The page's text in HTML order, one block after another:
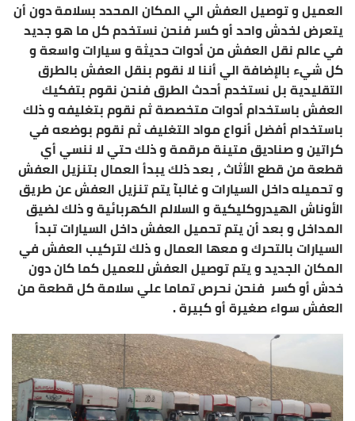
العميل و توصيل العفش الي المكان المحدد بسلامة دون أن
يتعرض لخدش واحد أو كسر فنحن نستخدم كل ما هو جديد
في عالم نقل العفش من أدوات حديثة و سيارات واسعة و
كل شيء بالإضافة الي أننا لا نقوم بنقل العفش بالطرق
التقليدية بل نستخدم أحدث الطرق فنحن نقوم بتفكيك
العفش باستخدام أدوات متخصصة ثم نقوم بتغليفه و ذلك
باستخدام أفضل أنواع مواد التغليف ثم نقوم بوضعه في
كراتين و صناديق متينة مرقمة و ذلك حتي لا ننسي أي
قطعة من قطع الأثاث ، بعد ذلك يبدأ العمال بتنزيل العفش
و تحميله داخل السيارات و غالبآ يتم تنزيل العفش عن طريق
الأوناش الهيدروكليكية و السلالم الكهربائية و ذلك لضيق
المداخل و بعد أن يتم تحميل العفش داخل السيارات تبدأ
السيارات بالتحرك و معها العمال و ذلك لتركيب العفش في
المكان الجديد و يتم توصيل العفش للعميل كما كان دون
خدش أو كسر فنحن نحرص تماما علي سلامة كل قطعة من
العفش سواء صغيرة أو كبيرة .